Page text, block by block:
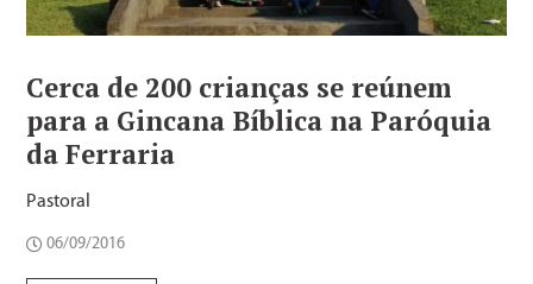
Cerca de 200 crianças se reúnem
para a Gincana Bíblica na Paróquia
da Ferraria
Pastoral
06/09/2016